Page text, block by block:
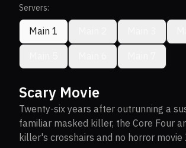
Servers:
Main 1
Scary Movie
Twenty-six years after outrunning a
familiar masked killer, the Core Four
killer's crosshairs and no horror movie